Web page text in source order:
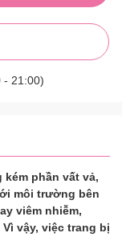
21:00)
phần vất vả,
môi trường bên
viêm nhiễm,
vậy, việc trang bị